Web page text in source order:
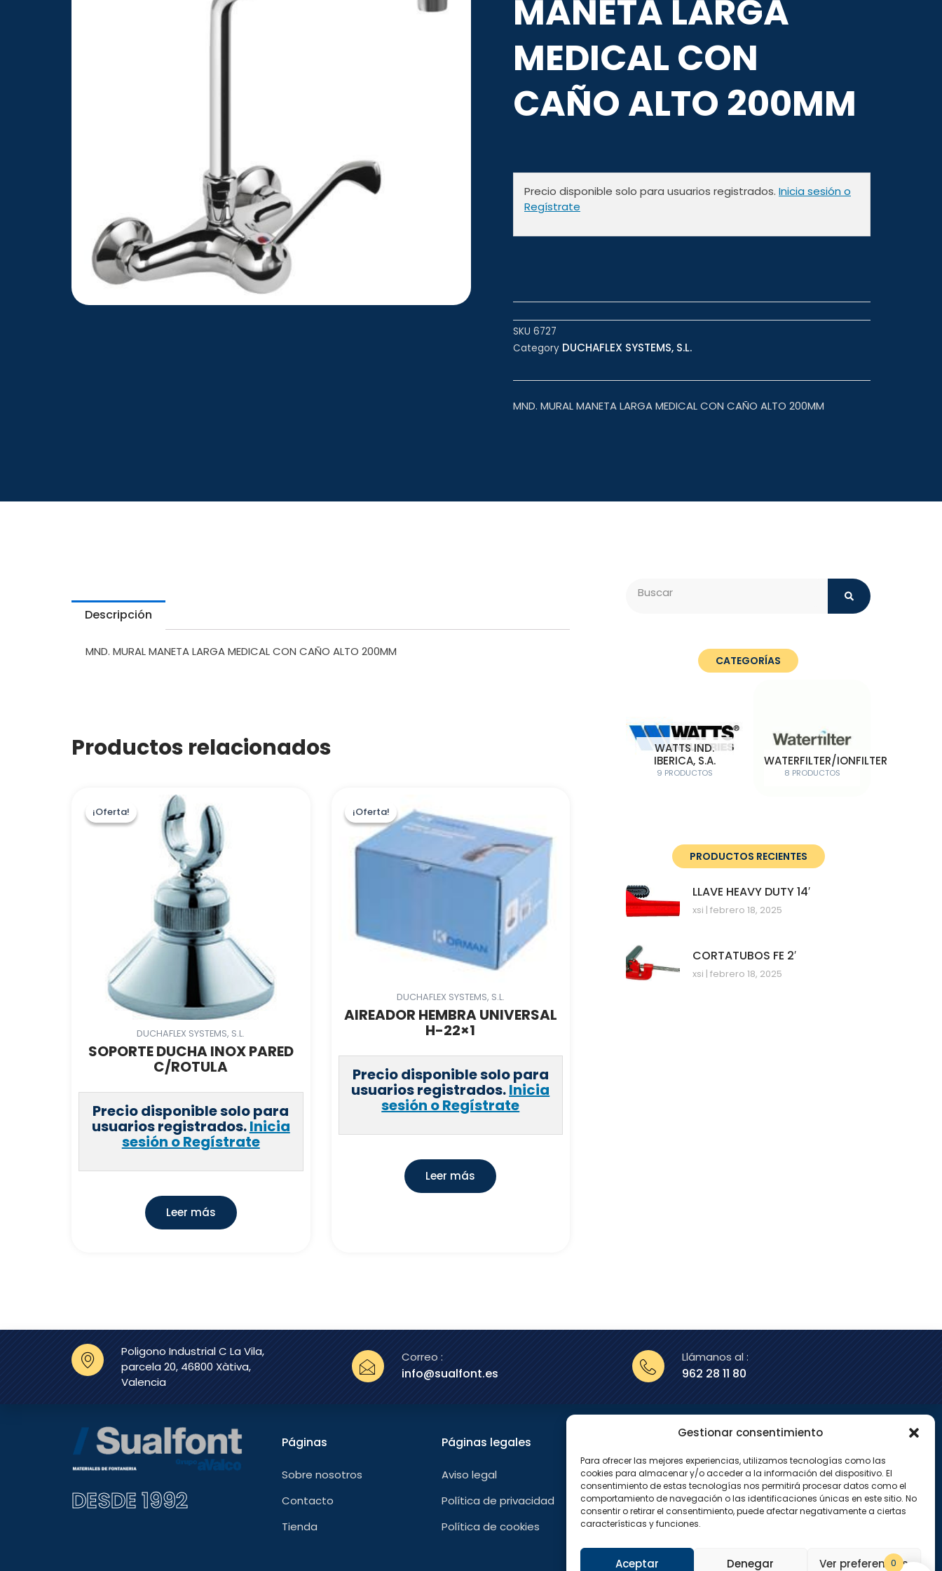
Gestionar consentimiento
Para ofrecer las mejores experiencias, utilizamos tecnologías como las
cookies para almacenar y/o acceder a la información del dispositivo. El
consentimiento de estas tecnologías nos permitirá procesar datos como el
comportamiento de navegación o las identificaciones únicas en este sitio. No
consentir o retirar el consentimiento, puede afectar negativamente a ciertas
características y funciones.
Aceptar Denegar Ver preferencias
MANETA LARGA
MEDICAL CON
CAÑO ALTO 200MM
Precio disponible solo para usuarios registrados. Inicia sesión o
Regístrate
SKU 6727
Category DUCHAFLEX SYSTEMS, S.L.
MND. MURAL MANETA LARGA MEDICAL CON CAÑO ALTO 200MM
Descripción
MND. MURAL MANETA LARGA MEDICAL CON CAÑO ALTO 200MM
Productos relacionados
¡Oferta!
¡Oferta!
DUCHAFLEX SYSTEMS, S.L.
SOPORTE DUCHA INOX PARED
C/ROTULA
Precio disponible solo para
usuarios registrados.Inicia
sesión o Regístrate
Leer más
¡Oferta!
¡Oferta!
DUCHAFLEX SYSTEMS, S.L.
AIREADOR HEMBRA UNIVERSAL
H-22×1
Precio disponible solo para
usuarios registrados.Inicia
sesión o Regístrate
Leer más
CATEGORÍAS
WATTS IND.
IBERICA, S.A.
9 PRODUCTOS
WATERFILTER/IONFILTER
8 PRODUCTOS
PRODUCTOS RECIENTES
LLAVE HEAVY DUTY 14′
xsi febrero 18, 2025
CORTATUBOS FE 2′
xsi febrero 18, 2025
Poligono Industrial C La Vila,
parcela 20, 46800 Xàtiva,
Valencia
Correo :
info@sualfont.es
Llámanos al :
962 28 11 80
DESDE 1992
Páginas
Sobre nosotros
Contacto
Tienda
Páginas legales
Aviso legal
Política de privacidad
Política de cookies
F
a
c
e
b
o
o
-
X
-
t
w
i
t
t
r
I
n
s
t
a
g
r
m
0